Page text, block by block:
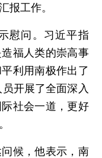
报工作。
问。习近平指
福人类的崇高事
利用南极作出了
开展了全面深入
社会一道，更好
候，他表示，南